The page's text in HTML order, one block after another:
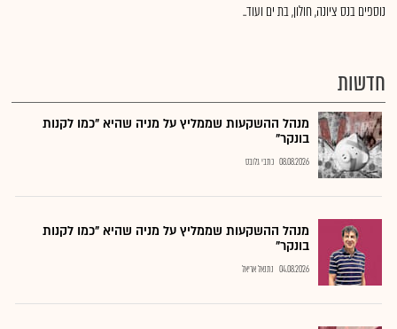
נוספים בנס ציונה, חולון, בת ים ועוד..
חדשות
מנהל ההשקעות שממליץ על מניה שהיא "כמו לקנות
בונקר"
08.08.2026 כתבי גלובס
מנהל ההשקעות שממליץ על מניה שהיא "כמו לקנות
בונקר"
04.08.2026 נתנאל אריאל